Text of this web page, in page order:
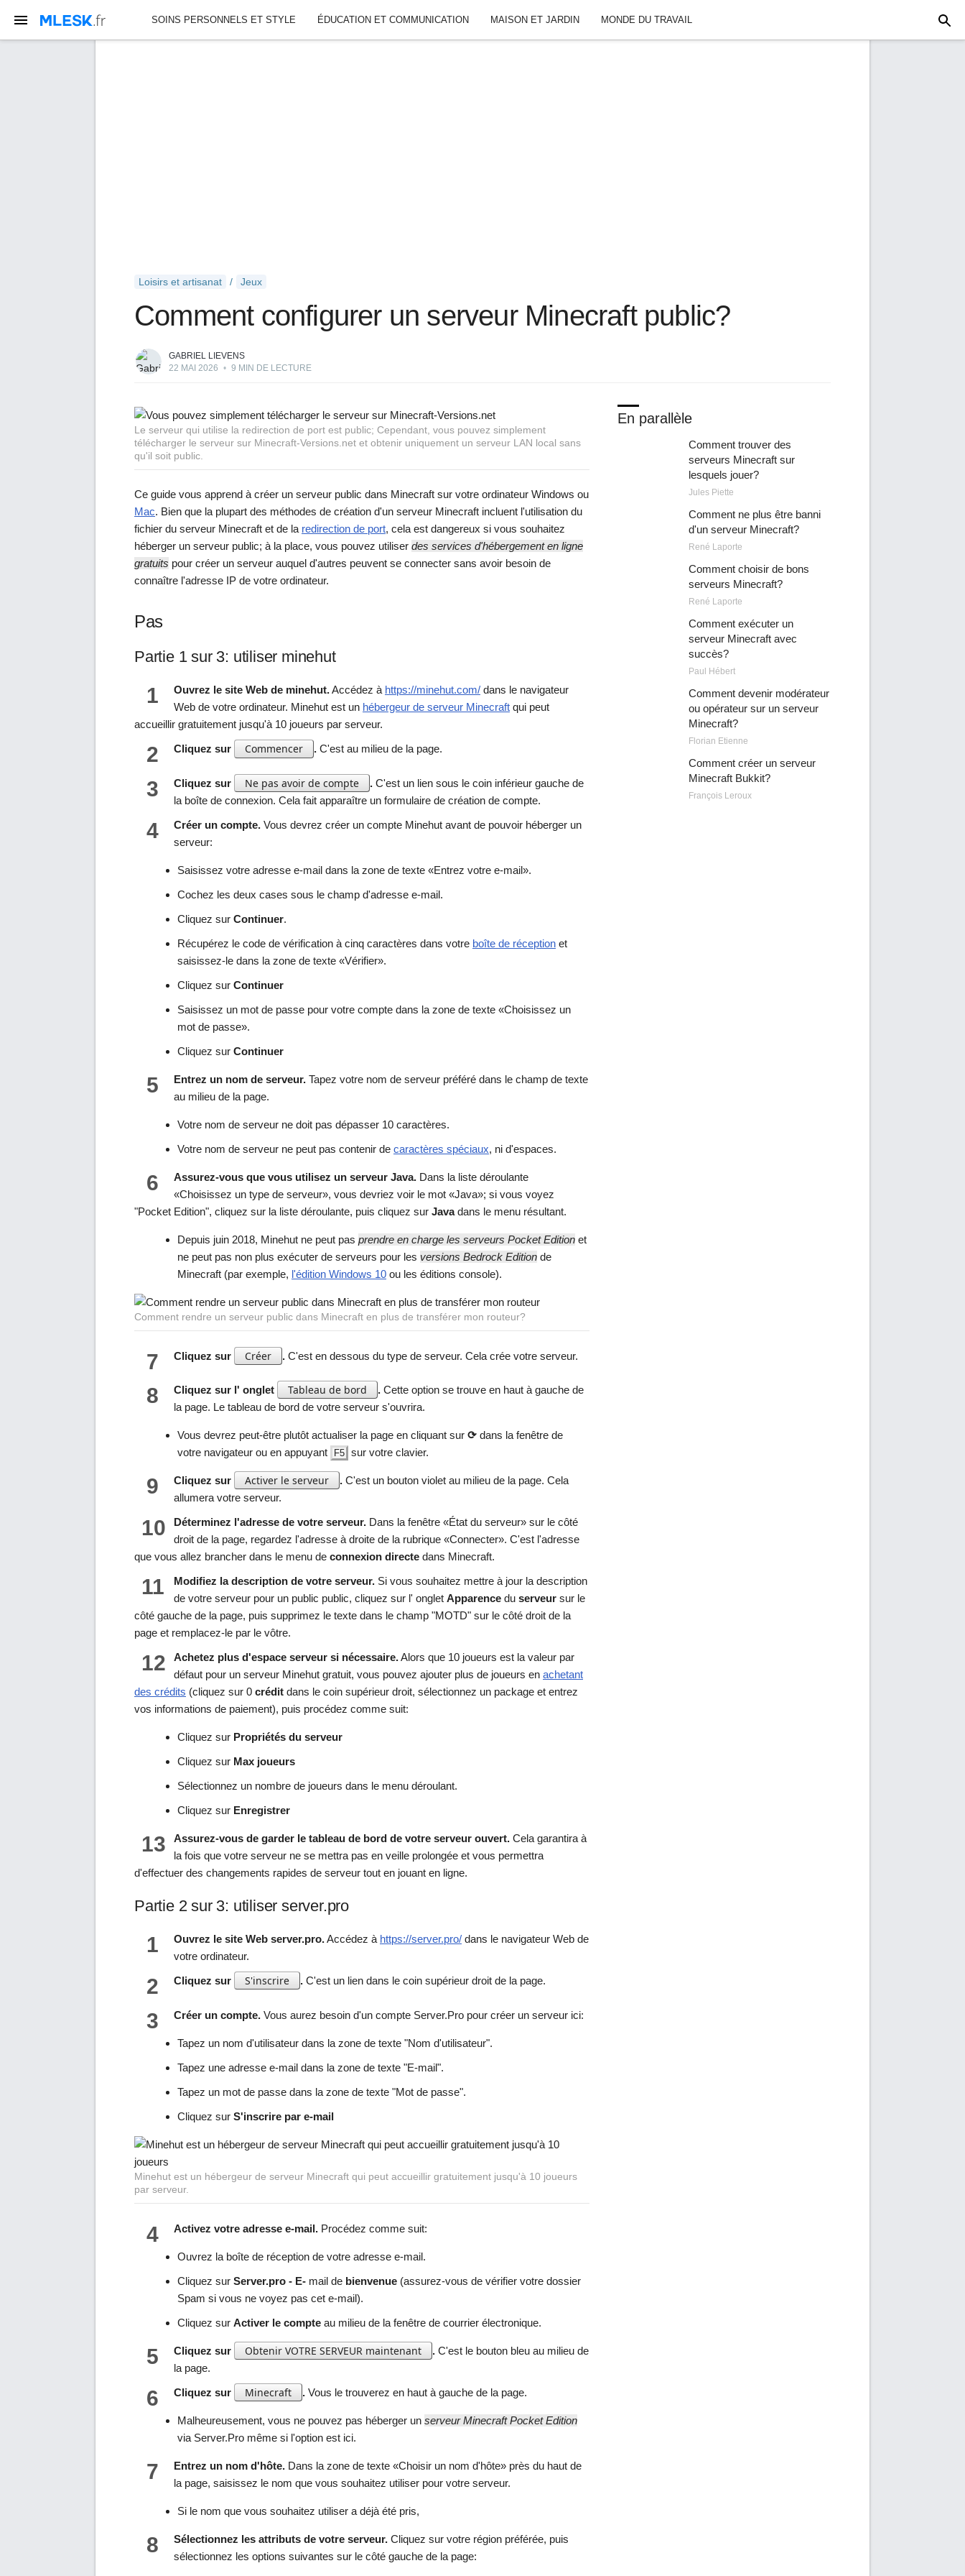
SOINS PERSONNELS ET STYLE ÉDUCATION ET COMMUNICATION MAISON ET JARDIN MONDE DU TRAVAIL
Loisirs et artisanat Jeux
Comment configurer un serveur Minecraft public?
GABRIEL LIEVENS
22 MAI 2026 • 9 MIN DE LECTURE
Le serveur qui utilise la redirection de port est public; Cependant, vous pouvez simplement
télécharger le serveur sur Minecraft-Versions.net et obtenir uniquement un serveur LAN local sans
qu'il soit public.
Ce guide vous apprend à créer un serveur public dans Minecraft sur votre ordinateur Windows ou
Mac. Bien que la plupart des méthodes de création d'un serveur Minecraft incluent l'utilisation du
fichier du serveur Minecraft et de la redirection de port, cela est dangereux si vous souhaitez
héberger un serveur public; à la place, vous pouvez utiliser des services d'hébergement en ligne
gratuits pour créer un serveur auquel d'autres peuvent se connecter sans avoir besoin de
connaître l'adresse IP de votre ordinateur.
Pas
Partie 1 sur 3: utiliser minehut
1 Ouvrez le site Web de minehut.Accédez à https://minehut.com/ dans le navigateur
Web de votre ordinateur. Minehut est un hébergeur de serveur Minecraft qui peut
accueillir gratuitement jusqu'à 10 joueurs par serveur.
2 Cliquez sur Commencer . C'est au milieu de la page.
3 Cliquez sur Ne pas avoir de compte . C'est un lien sous le coin inférieur gauche de
la boîte de connexion. Cela fait apparaître un formulaire de création de compte.
4 Créer un compte. Vous devrez créer un compte Minehut avant de pouvoir héberger un
serveur:
Saisissez votre adresse e-mail dans la zone de texte «Entrez votre e-mail».
Cochez les deux cases sous le champ d'adresse e-mail.
Cliquez sur Continuer.
Récupérez le code de vérification à cinq caractères dans votre boîte de réception et
saisissez-le dans la zone de texte «Vérifier».
Cliquez sur Continuer
Saisissez un mot de passe pour votre compte dans la zone de texte «Choisissez un
mot de passe».
Cliquez sur Continuer
5 Entrez un nom de serveur. Tapez votre nom de serveur préféré dans le champ de texte
au milieu de la page.
Votre nom de serveur ne doit pas dépasser 10 caractères.
Votre nom de serveur ne peut pas contenir de caractères spéciaux, ni d'espaces.
6 Assurez-vous que vous utilisez un serveur Java. Dans la liste déroulante
«Choisissez un type de serveur», vous devriez voir le mot «Java»; si vous voyez
"Pocket Edition", cliquez sur la liste déroulante, puis cliquez sur Javadans le menu résultant.
Depuis juin 2018, Minehut ne peut pas prendre en charge les serveurs Pocket Edition et
ne peut pas non plus exécuter de serveurs pour les versions Bedrock Edition de
Minecraft (par exemple, l'édition Windows 10 ou les éditions console).
Comment rendre un serveur public dans Minecraft en plus de transférer mon routeur?
7 Cliquez sur Créer . C'est en dessous du type de serveur. Cela crée votre serveur.
8 Cliquez sur l' onglet Tableau de bord . Cette option se trouve en haut à gauche de
la page. Le tableau de bord de votre serveur s'ouvrira.
Vous devrez peut-être plutôt actualiser la page en cliquant sur ⟳ dans la fenêtre de
votre navigateur ou en appuyant
F5 sur votre clavier.
9 Cliquez sur Activer le serveur . C'est un bouton violet au milieu de la page. Cela
allumera votre serveur.
10 Déterminez l'adresse de votre serveur. Dans la fenêtre «État du serveur» sur le côté
droit de la page, regardez l'adresse à droite de la rubrique «Connecter». C'est l'adresse
que vous allez brancher dans le menu de connexion directe dans Minecraft.
11 Modifiez la description de votre serveur. Si vous souhaitez mettre à jour la description
de votre serveur pour un public public, cliquez sur l' onglet Apparence du serveur sur le
côté gauche de la page, puis supprimez le texte dans le champ "MOTD" sur le côté droit de la
page et remplacez-le par le vôtre.
12 Achetez plus d'espace serveur si nécessaire.Alors que 10 joueurs est la valeur par
défaut pour un serveur Minehut gratuit, vous pouvez ajouter plus de joueurs en achetant
des crédits (cliquez sur 0 crédit dans le coin supérieur droit, sélectionnez un package et entrez
vos informations de paiement), puis procédez comme suit:
Cliquez sur Propriétés du serveur
Cliquez sur Max joueurs
Sélectionnez un nombre de joueurs dans le menu déroulant.
Cliquez sur Enregistrer
13 Assurez-vous de garder le tableau de bord de votre serveur ouvert. Cela garantira à
la fois que votre serveur ne se mettra pas en veille prolongée et vous permettra
d'effectuer des changements rapides de serveur tout en jouant en ligne.
Partie 2 sur 3: utiliser server.pro
1 Ouvrez le site Web server.pro.Accédez à https://server.pro/ dans le navigateur Web de
votre ordinateur.
2 Cliquez sur S'inscrire . C'est un lien dans le coin supérieur droit de la page.
3 Créer un compte. Vous aurez besoin d'un compte Server.Pro pour créer un serveur ici:
Tapez un nom d'utilisateur dans la zone de texte "Nom d'utilisateur".
Tapez une adresse e-mail dans la zone de texte "E-mail".
Tapez un mot de passe dans la zone de texte "Mot de passe".
Cliquez sur S'inscrire par e-mail
Minehut est un hébergeur de serveur Minecraft qui peut accueillir gratuitement jusqu'à 10 joueurs
par serveur.
4 Activez votre adresse e-mail. Procédez comme suit:
Ouvrez la boîte de réception de votre adresse e-mail.
Cliquez sur Server.pro - E- mail de bienvenue (assurez-vous de vérifier votre dossier
Spam si vous ne voyez pas cet e-mail).
Cliquez sur Activer le compte au milieu de la fenêtre de courrier électronique.
5 Cliquez sur Obtenir VOTRE SERVEUR maintenant . C'est le bouton bleu au milieu de
la page.
6 Cliquez sur Minecraft . Vous le trouverez en haut à gauche de la page.
Malheureusement, vous ne pouvez pas héberger un serveur Minecraft Pocket Edition
via Server.Pro même si l'option est ici.
7 Entrez un nom d'hôte. Dans la zone de texte «Choisir un nom d'hôte» près du haut de
la page, saisissez le nom que vous souhaitez utiliser pour votre serveur.
Si le nom que vous souhaitez utiliser a déjà été pris,
8 Sélectionnez les attributs de votre serveur. Cliquez sur votre région préférée, puis
sélectionnez les options suivantes sur le côté gauche de la page:
En parallèle
Comment trouver des
serveurs Minecraft sur
lesquels jouer?
Jules Piette
Comment ne plus être banni
d'un serveur Minecraft?
René Laporte
Comment choisir de bons
serveurs Minecraft?
René Laporte
Comment exécuter un
serveur Minecraft avec
succès?
Paul Hébert
Comment devenir modérateur
ou opérateur sur un serveur
Minecraft?
Florian Etienne
Comment créer un serveur
Minecraft Bukkit?
François Leroux